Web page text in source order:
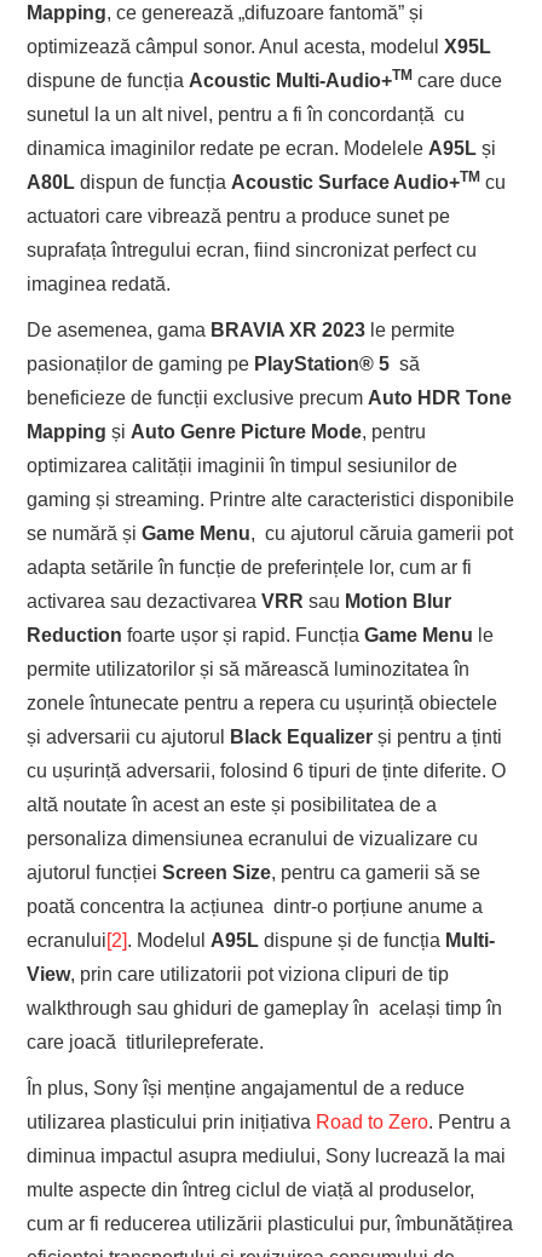
Mapping, ce generează „difuzoare fantomă” și
optimizează câmpul sonor. Anul acesta, modelulX95L
dispune de funcția Acoustic Multi-Audio+TM care duce
sunetul la un alt nivel, pentru a fi în concordanță cu
dinamica imaginilor redate pe ecran. Modelele A95Lși
A80L dispun de funcția Acoustic Surface Audio+TM cu
actuatori care vibrează pentru a produce sunet pe
suprafața întregului ecran, fiind sincronizat perfect cu
imaginea redată.
De asemenea, gama BRAVIA XR 2023 le permite
pasionaților de gaming pe PlayStation® 5 să
beneficieze de funcții exclusive precum Auto HDR Tone
Mapping și Auto Genre Picture Mode, pentru
optimizarea calității imaginii în timpul sesiunilor de
gaming și streaming. Printre alte caracteristici disponibile
se numără șiGame Menu, cu ajutorul căruia gamerii pot
adapta setările în funcție de preferințele lor, cum ar fi
activarea sau dezactivareaVRR sau Motion Blur
Reduction foarte ușor și rapid. FuncțiaGame Menu le
permite utilizatorilor și să mărească luminozitatea în
zonele întunecate pentru a repera cu ușurință obiectele
și adversarii cu ajutorul
Black Equalizer și pentru a ținti
cu ușurință adversarii, folosind 6 tipuri de ținte diferite. O
altă noutate în acest an este și posibilitatea de a
personaliza dimensiunea ecranului de vizualizare cu
ajutorul funcțieiScreen Size, pentru ca gamerii să se
poată concentra la acțiunea dintr-o porțiune anume a
ecranului[2]. Modelul A95L dispune și de funcția Multi-
View, prin care utilizatorii pot viziona clipuri de tip
walkthrough sau ghiduri de gameplay în același timp în
care joacă titlurilepreferate.
În plus, Sony își menține angajamentul de a reduce
utilizarea plasticului prin inițiativa Road to Zero. Pentru a
diminua impactul asupra mediului, Sony lucrează la mai
multe aspecte din întreg ciclul de viață al produselor,
cum ar fi reducerea utilizării plasticului pur, îmbunătățirea